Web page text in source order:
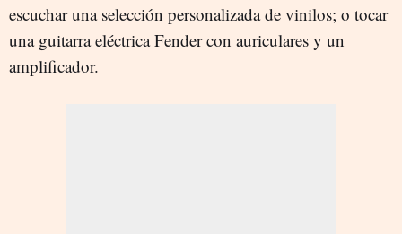
escuchar una selección personalizada de vinilos; o tocar
una guitarra eléctrica Fender con auriculares y un
amplificador.